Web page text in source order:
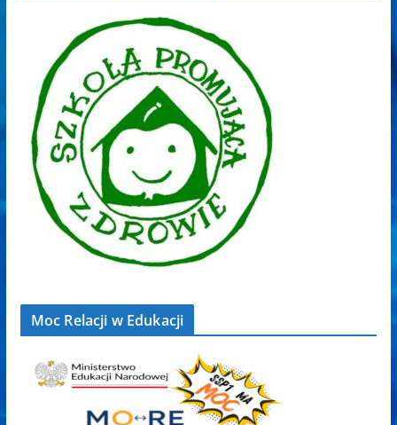
Moc Relacji w Edukacji